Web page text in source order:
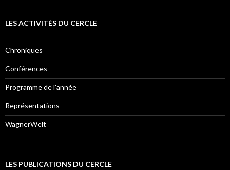
LES ACTIVITÉS DU CERCLE
Chroniques
Conférences
Programme de l'année
Représentations
WagnerWelt
LES PUBLICATIONS DU CERCLE